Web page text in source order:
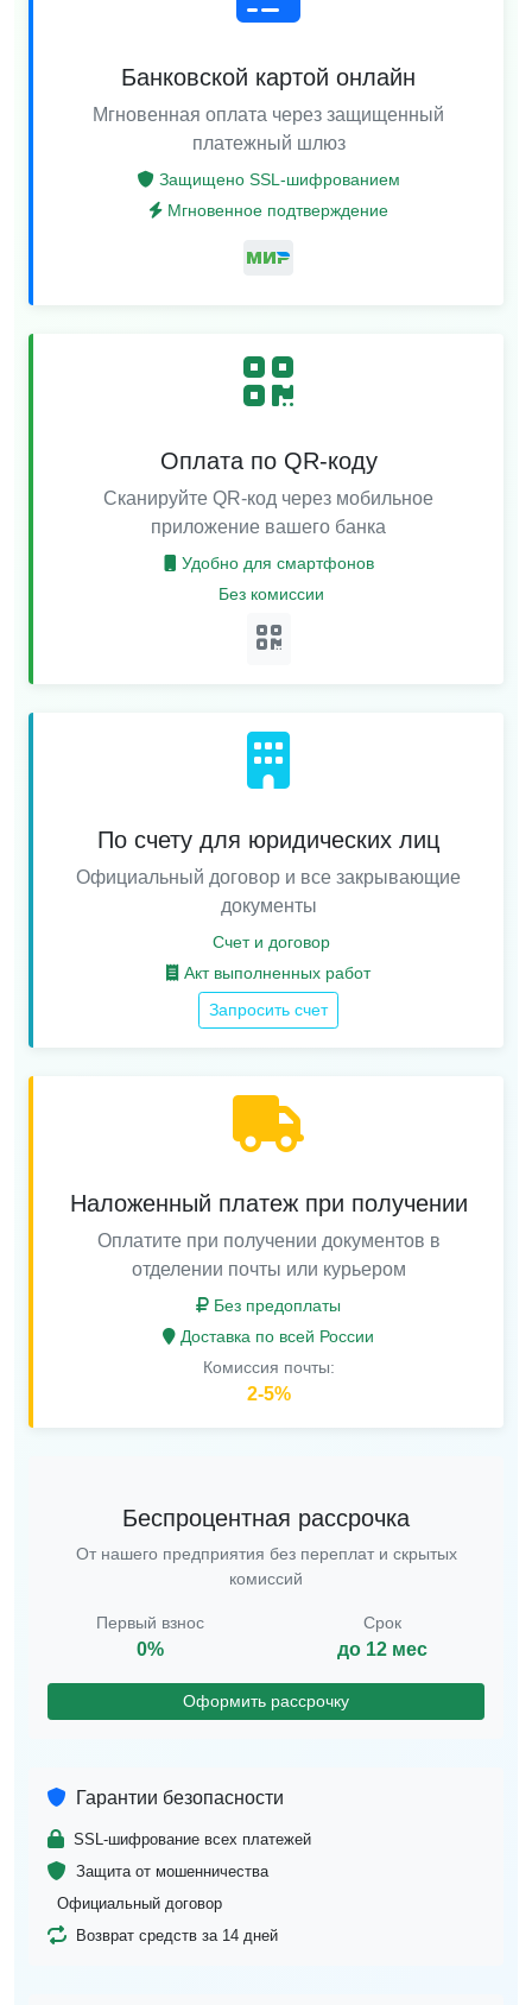
Банковской картой онлайн
Мгновенная оплата через защищенный
платежный шлюз
Защищено SSL-шифрованием
Мгновенное подтверждение
Оплата по QR-коду
Сканируйте QR-код через мобильное
приложение вашего банка
Удобно для смартфонов
Без комиссии
По счету для юридических лиц
Официальный договор и все закрывающие
документы
Счет и договор
Акт выполненных работ
Запросить счет
Наложенный платеж при получении
Оплатите при получении документов в
отделении почты или курьером
Без предоплаты
Доставка по всей России
Комиссия почты:
2-5%
Беспроцентная рассрочка
От нашего предприятия без переплат и скрытых
комиссий
Первый взнос
0%
Срок
до 12 мес
Оформить рассрочку
Гарантии безопасности
SSL-шифрование всех платежей
Защита от мошенничества
Официальный договор
Возврат средств за 14 дней